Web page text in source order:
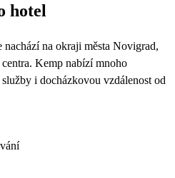
hotel
na okraji města Novigrad,
Kemp nabízí mnoho
i docházkovou vzdálenost od